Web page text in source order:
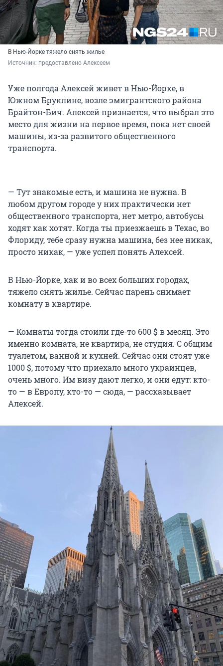
В Нью-Йорке тяжело снять жилье
Источник: предоставлено Алексеем
Уже полгода Алексей живет в Нью-Йорке, в
Южном Бруклине, возле эмигрантского района
Брайтон-Бич. Алексей признается, что выбрал это
место для жизни на первое время, пока нет своей
машины, из-за развитого общественного
транспорта.
— Тут знакомые есть, и машина не нужна. В
любом другом городе у них практически нет
общественного транспорта, нет метро, автобусы
ходят как хотят. Когда ты приезжаешь в Техас, во
Флориду, тебе сразу нужна машина, без нее никак,
просто никак, — уже успел понять Алексей.
В Нью-Йорке, как и во всех больших городах,
тяжело снять жилье. Сейчас парень снимает
комнату в квартире.
— Комнаты тогда стоили где-то 600 $ в месяц. Это
именно комната, не квартира, не студия. С общим
туалетом, ванной и кухней. Сейчас они стоят уже
1000 $, потому что приехало много украинцев,
очень много. Им визу дают легко, и они едут: кто-
то — в Европу, кто-то — сюда, — рассказывает
Алексей.